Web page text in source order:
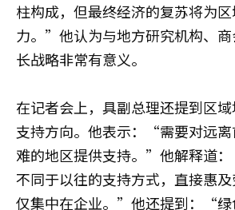
柱构成，但最终经济的复苏将为
力。”他认为与地方研究机构、
长战略非常有意义。
在记者会上，具副总理还提到区
支持方向。他表示：“需要对远
难的地区提供支持。”他解释道
不同于以往的支持方式，直接惠
仅集中在企业。”他还提到：“绿